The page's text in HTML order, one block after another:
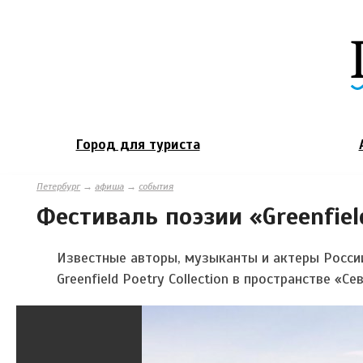
Город для туриста
Петербург→ афиша → события
Фестиваль поэзии
Известные авторы, музыканты и актеры
Greenfield Poetry Collection в пространстве «